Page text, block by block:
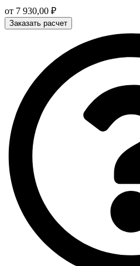
от 7 930,00 ₽
Заказать расчет